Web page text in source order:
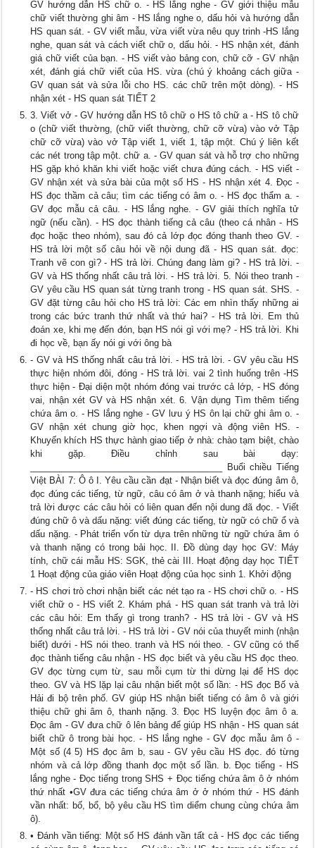
GV hướng dẫn HS chữ o. - HS lắng nghe - GV giới thiệu mẫu
chữ viết thường ghi âm - HS lắng nghe o, dấu hỏi và hướng dẫn
HS quan sát. - GV viết mẫu, vừa viết vừa nêu quy trinh -HS lắng
nghe, quan sát và cách viết chữ o, dấu hỏi. - HS nhận xét, đánh
giá chữ viết của bạn. - HS viết vào bảng con, chữ cỡ - GV nhận
xét, đánh giá chữ viết của HS. vừa (chú ý khoảng cách giữa -
GV quan sát và sửa lỗi cho HS. các chữ trên một dòng). - HS
nhận xét - HS quan sát TIẾT 2
3. Viết vở - GV hướng dẫn HS tô chữ o HS tô chữ a - HS tô chữ
o (chữ viết thường, (chữ viết thường, chữ cỡ vừa) vào vở Tập
chữ cỡ vừa) vào vở Tập viết 1, viết 1, tập một. Chú ý liên kết
các nét trong tập một. chữ a. - GV quan sát và hỗ trợ cho những
HS gặp khó khăn khi viết hoặc viết chưa đúng cách. - HS viết -
GV nhận xét và sửa bài của một số HS - HS nhận xét 4. Đọc -
HS đọc thầm cả câu; tìm các tiếng có âm o. - HS đọc thẩm a. -
GV đọc mẫu cả câu. - HS lắng nghe. - GV giải thích nghĩa tử
ngữ (nếu cần). - HS đọc thành tiếng cả câu (theo cá nhân - HS
đọc hoặc theo nhóm), sau đó cả lớp đọc đóng thanh theo GV. -
HS trả lời một số câu hỏi về nội dung đã - HS quan sát. đọc:
Tranh vẽ con gì? - HS trả lời. Chúng đang làm gi? - HS trả lời. -
GV và HS thống nhất câu trả lời. - HS trả lời. 5. Nói theo tranh -
GV yêu cầu HS quan sát từng tranh trong - HS quan sát. SHS. -
GV đặt từng câu hỏi cho HS trả lời: Các em nhìn thấy những ai
trong các bức tranh thứ nhất và thứ hai? - HS trả lời. Em thủ
đoán xe, khi mẹ đến đón, bạn HS nói gì với mẹ? - HS trả lời. Khi
đi học về, bạn ấy nói gi với ông bà
- GV và HS thống nhất câu trả lời. - HS trả lời. - GV yêu cầu HS
thực hiện nhóm đôi, đóng - HS trả lời. vai 2 tình huống trên -HS
thực hiện - Đại diện một nhóm đóng vai trước cả lớp, - HS đóng
vai, nhận xét GV và HS nhận xét. 6. Vận dụng Tìm thêm tiếng
chứa âm o. - HS lắng nghe - GV lưu ý HS ôn lại chữ ghi âm o. -
GV nhận xét chung giờ học, khen ngợi và động viên HS. -
Khuyến khích HS thực hành giao tiếp ở nhà: chào tạm biệt, chào
khi gặp. Điều chỉnh sau bài dạy:
_______________________________________ Buổi chiều Tiếng
Việt BÀI 7: Ô ô I. Yêu cầu cần đạt - Nhận biết và đọc đúng âm ô,
đọc đúng các tiếng, từ ngữ, câu có âm ở và thanh nặng; hiểu và
trả lời được các câu hỏi có liên quan đến nội dung đã đọc. - Viết
đúng chữ ô và dấu nặng: viết đúng các tiếng, từ ngữ có chữ ổ và
dấu nặng. - Phát triển vốn từ dựa trên những từ ngữ chứa âm ó
và thanh nặng có trong bải học. II. Đồ dùng dạy học GV: Máy
tính, chữ cái mẫu HS: SGK, thẻ cài III. Hoạt động dạy học TIẾT
1 Hoạt động của giáo viên Hoạt động của học sinh 1. Khởi động
- HS chơi trò chơi nhận biết các nét tạo ra - HS chơi chữ o. - HS
viết chữ o - HS viết 2. Khám phá - HS quan sát tranh và trả lời
các câu hỏi: Em thấy gì trong tranh? - HS trả lời - GV và HS
thống nhất câu trả lời. - HS trả lời - GV nói của thuyết minh (nhận
biết) dưới - HS nói theo. tranh và HS nói theo. - GV cũng có thể
đọc thành tiếng câu nhận - HS đọc biết và yêu cầu HS đọc theo.
GV đọc từng cụm từ, sau mỗi cụm từ thi dừng lại để HS dọc
theo. GV và HS lặp lại câu nhận biết một số lần: - HS đọc Bố và
Hải đi bộ trên phố. GV giúp HS nhận biết tiếng có âm ô và giới
thiệu chữ ghi âm ô, thanh nặng. 3. Đọc HS luyện đọc âm ô a.
Đọc âm - GV đưa chữ ô lên bảng để giúp HS nhận - HS quan sát
biết chữ ô trong bài học. - HS lắng nghe - GV đọc mẫu âm ô -
Một số (4 5) HS đọc âm b, sau - GV yêu cầu HS đọc. đó từng
nhóm và cả lớp đồng thanh đọc một số lần. b. Đọc tiếng - HS
lắng nghe - Đọc tiếng trong SHS + Đọc tiếng chứa âm ô ở nhóm
thứ nhất •GV đưa các tiếng chứa âm ở ở nhóm thứ - HS đánh
vần nhất: bố, bổ, bộ yêu cầu HS tìm diểm chung cùng chứa âm
ô).
• Đánh vần tiếng: Một số HS đánh vần tất cả - HS đọc các tiếng